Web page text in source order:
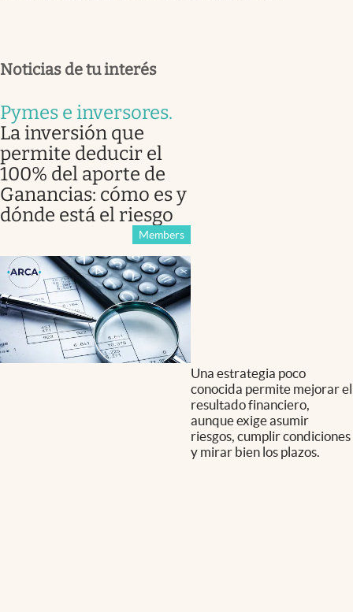
Noticias de tu interés
Pymes e inversores.
La inversión que
permite deducir el
100% del aporte de
Ganancias: cómo es y
dónde está el riesgo
Members
Una estrategia poco
conocida permite mejorar el
resultado financiero,
aunque exige asumir
riesgos, cumplir condiciones
y mirar bien los plazos.